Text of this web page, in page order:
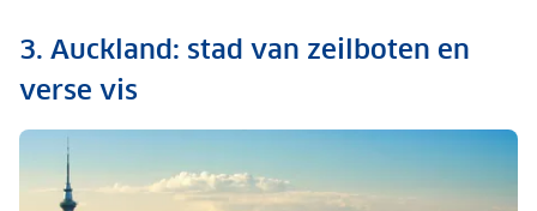
3. Auckland: stad van zeilboten en
verse vis